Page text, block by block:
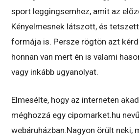
sport leggingsemhez, amit az
Kényelmesnek látszott, és
formája is. Persze rögtön azt
honnan van mert én is valami
vagy inkább ugyanolyat.
Elmesélte, hogy az interneten
méghozzá egy cipomarket.hu
webáruházban.Nagyon örült neki,